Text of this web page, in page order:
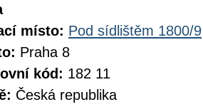
místo: Pod sídlištěm 1800/9
Praha 8
kód: 182 11
Česká republika